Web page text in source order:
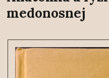
medonosnej